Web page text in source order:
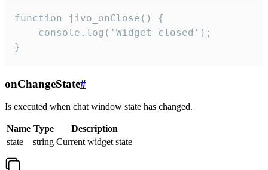
function jivo_onClose() {
    console.log('Widget closed');
}
onChangeState#
Is executed when chat window state has changed.
Name Type
Description
state
string Current widget state